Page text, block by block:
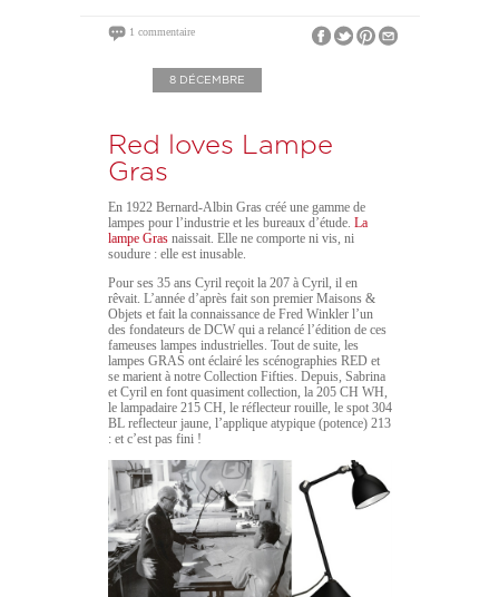
1 commentaire
8 DÉCEMBRE
Red loves Lampe
Gras
En 1922 Bernard-Albin Gras créé une gamme de
lampes pour l’industrie et les bureaux d’étude. La
lampe Grasnaissait. Elle ne comporte ni vis, ni
soudure : elle est inusable.
Pour ses 35 ans Cyril reçoit la 207 à Cyril, il en
rêvait. L’année d’après fait son premier Maisons &
Objets et fait la connaissance de Fred Winkler l’un
des fondateurs de DCW qui a relancé l’édition de ces
fameuses lampes industrielles. Tout de suite, les
lampes GRAS ont éclairé les scénographies RED et
se marient à notre Collection Fifties. Depuis, Sabrina
et Cyril en font quasiment collection, la 205 CH WH,
le lampadaire 215 CH, le réflecteur rouille, le spot 304
BL reflecteur jaune, l’applique atypique (potence) 213
: et c’est pas fini !